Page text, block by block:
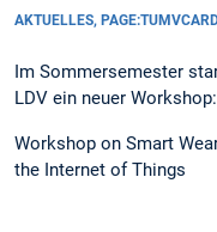
AKTUELLES,
Im Sommersemester
LDV ein neuer Workshop:
Workshop on Smart
the Internet of Things